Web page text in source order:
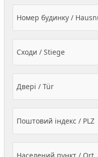
Номер будинку /
Сходи / Stiege
Двері / Tür
Поштовий індекс / PLZ
Населений пункт / Ort